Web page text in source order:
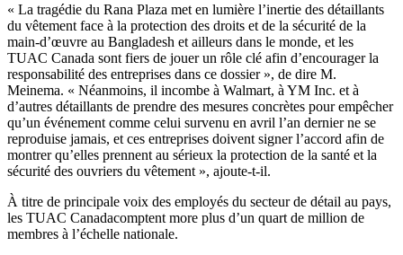
« La tragédie du Rana Plaza met en lumière l’inertie des détaillants
du vêtement face à la protection des droits et de la sécurité de la
main-d’œuvre au Bangladesh et ailleurs dans le monde, et les
TUAC Canada sont fiers de jouer un rôle clé afin d’encourager la
responsabilité des entreprises dans ce dossier », de dire M.
Meinema. « Néanmoins, il incombe à Walmart, à YM Inc. et à
d’autres détaillants de prendre des mesures concrètes pour empêcher
qu’un événement comme celui survenu en avril l’an dernier ne se
reproduise jamais, et ces entreprises doivent signer l’accord afin de
montrer qu’elles prennent au sérieux la protection de la santé et la
sécurité des ouvriers du vêtement », ajoute-t-il.
À titre de principale voix des employés du secteur de détail au pays,
les TUAC Canadacomptent more plus d’un quart de million de
membres à l’échelle nationale.